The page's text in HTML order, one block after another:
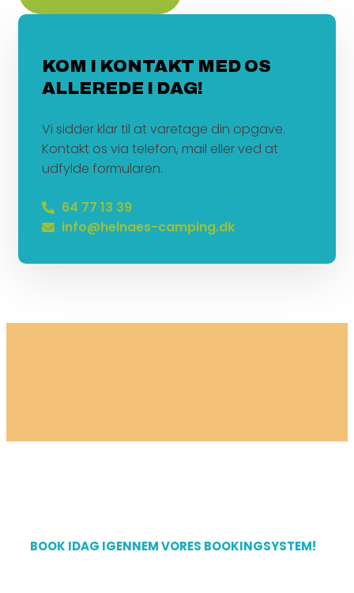
KOM I KONTAKT MED OS
ALLEREDE I DAG!
Vi sidder klar til at varetage din opgave.
Kontakt os via telefon, mail eller ved at
udfylde formularen.
64 77 13 39
info@helnaes-camping.dk
BOOK IDAG IGENNEM VORES BOOKINGSYSTEM!